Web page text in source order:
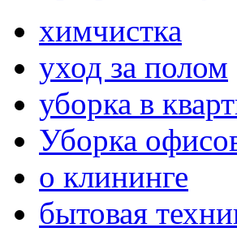
химчистка
уход за полом
уборка в
Уборка
о клининге
бытовая